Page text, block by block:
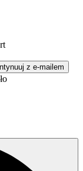
z e-mailem